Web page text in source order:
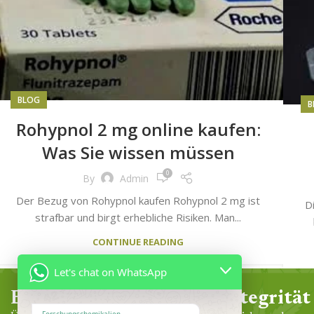
BLOG
Rohypnol 2 mg online kaufen:
Was Sie wissen müssen
By Admin 0
Der Bezug von Rohypnol kaufen Rohypnol 2 mg ist
strafbar und birgt erhebliche Risiken. Man...
CONTINUE READING
Erfahrung Integrität
Let's chat on WhatsApp